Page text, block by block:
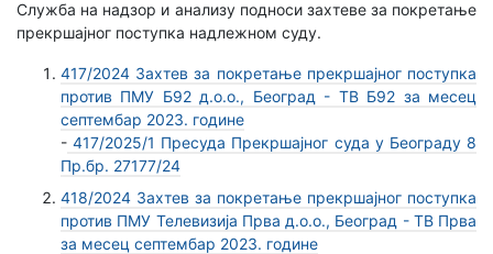
Служба на надзор и анализу подноси захтеве за покретање
прекршајног поступка надлежном суду.
417/2024 Захтев за покретање прекршајног поступка
против ПМУ Б92 д.о.о., Београд - ТВ Б92 за месец
септембар 2023. године
- 417/2025/1 Пресуда Прекршајног суда у Београду 8
Пр.бр. 27177/24
418/2024 Захтев за покретање прекршајног поступка
против ПМУ Телевизија Прва д.о.о., Београд - ТВ Прва
за месец септембар 2023. године